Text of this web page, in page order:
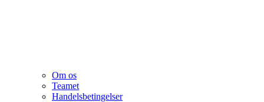
Om os
Teamet
Handelsbetingelser